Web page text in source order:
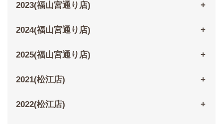
2023(福山宮通り店)
2024(福山宮通り店)
2025(福山宮通り店)
2021(松江店)
2022(松江店)